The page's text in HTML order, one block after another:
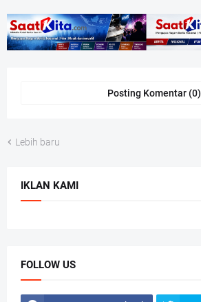
Posting Komentar (0)
Lebih baru
IKLAN KAMI
FOLLOW US